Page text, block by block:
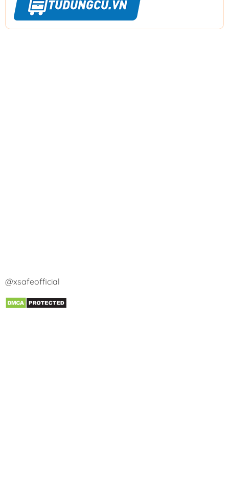
@xsafeofficial